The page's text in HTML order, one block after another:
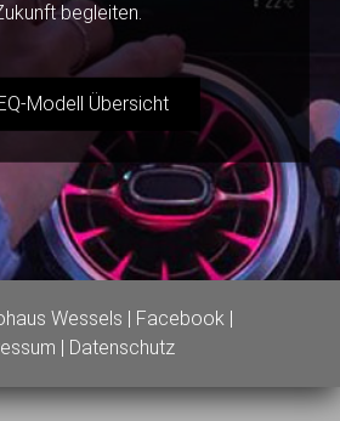
begleiten.
Modell Übersicht
Wessels | Facebook |
| Datenschutz